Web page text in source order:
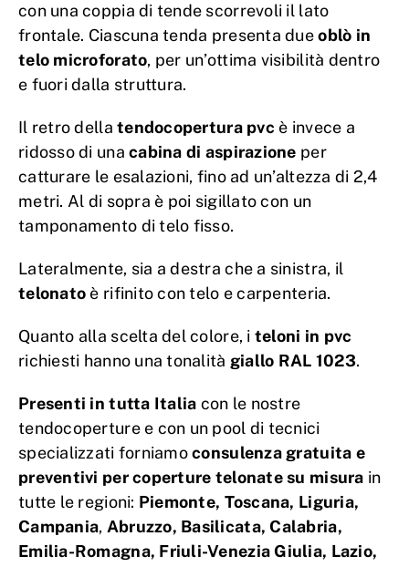
con una coppia di tende scorrevoli il lato
frontale. Ciascuna tenda presenta dueoblò in
telo microforato, per un’ottima visibilità dentro
e fuori dalla struttura.
Il retro dellatendocopertura pvc è invece a
ridosso di unacabina di aspirazione per
catturare le esalazioni, fino ad un’altezza di 2,4
metri. Al di sopra è poi sigillato con un
tamponamento di telo fisso.
Lateralmente, sia a destra che a sinistra, il
telonato è rifinito con telo e carpenteria.
Quanto alla scelta del colore, i teloni in pvc
richiesti hanno una tonalità giallo RAL 1023.
Presenti in tutta Italia con le nostre
tendocoperture e con un pool di tecnici
specializzati forniamoconsulenza gratuita e
preventivi per coperture telonate su misura in
tutte le regioni: Piemonte, Toscana, Liguria,
Campania, Abruzzo, Basilicata,Calabria,
Emilia-Romagna, Friuli-Venezia Giulia, Lazio,